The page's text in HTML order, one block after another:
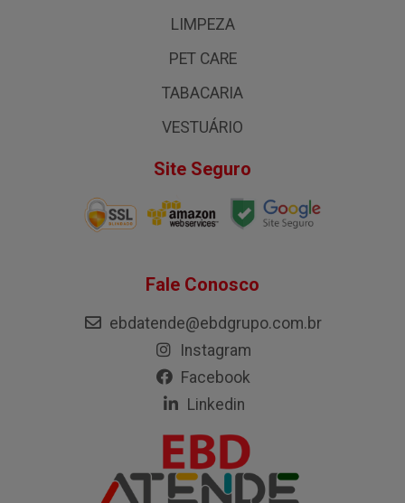
LIMPEZA
PET CARE
TABACARIA
VESTUÁRIO
Site Seguro
Fale Conosco
ebdatende@ebdgrupo.com.br
Instagram
Facebook
Linkedin